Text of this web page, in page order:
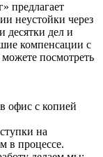
предлагает
неустойки через
дел и
компенсации с
посмотреть
офис с копией
на
в процессе.